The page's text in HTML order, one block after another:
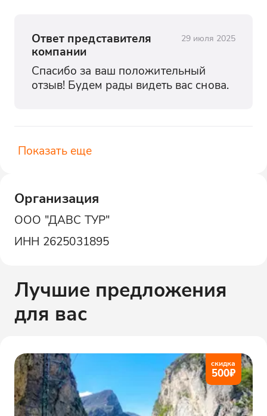
Ответ представителя
компании
29 июля 2025
Спасибо за ваш положительный
отзыв! Будем рады видеть вас снова.
Показать еще
Организация
ООО "ДАВС ТУР"
ИНН 2625031895
Лучшие предложения
для вас
скидка
500₽